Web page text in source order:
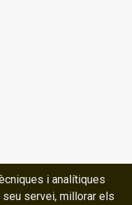
i analítiques
servei, millorar els